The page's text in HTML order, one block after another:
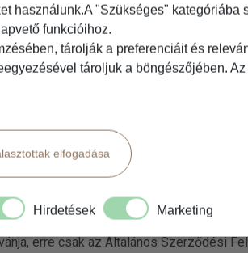
adatvédelmi tájékoztatót
igazolja, hogy Ön nem robot!
Megrendelem gomb megnyomásával
Kérjük foglaláskor szíveskedjen
szíves figyelmét, hogy
erre csak az Általános Szerződési
használunk.A "Szükséges" kategóriába
funkcióihoz.
tárolják a preferenciáit és
tároljuk a böngészőjében.
elfogadása
Hirdetések Marketing